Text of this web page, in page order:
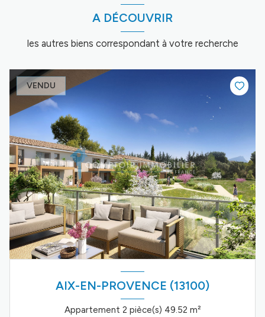
A DÉCOUVRIR
les autres biens correspondant à votre recherche
VENDU
AIX-EN-PROVENCE (13100)
Appartement 2 pièce(s) 49.52 m²